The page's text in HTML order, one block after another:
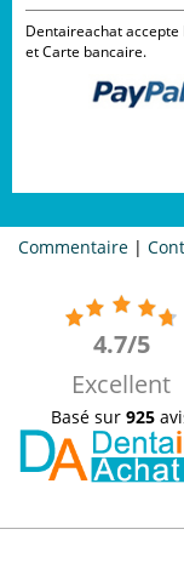
Dentaireachat
et Carte bancaire.
Commentaire |
4.7/5
Excellent
Basé sur 925